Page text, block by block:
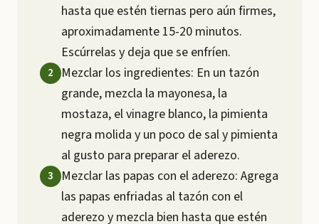
hasta que estén tiernas pero aún firmes,
aproximadamente 15-20 minutos.
Escúrrelas y deja que se enfríen.
Mezclar los ingredientes: En un tazón
grande, mezcla la mayonesa, la
mostaza, el vinagre blanco, la pimienta
negra molida y un poco de sal y pimienta
al gusto para preparar el aderezo.
Mezclar las papas con el aderezo: Agrega
las papas enfriadas al tazón con el
aderezo y mezcla bien hasta que estén